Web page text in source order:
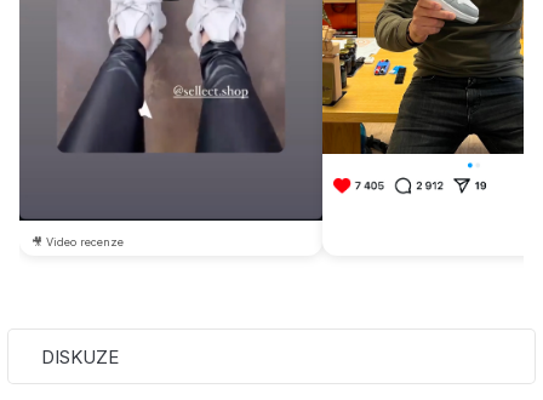
🎥 Video recenze
DISKUZE